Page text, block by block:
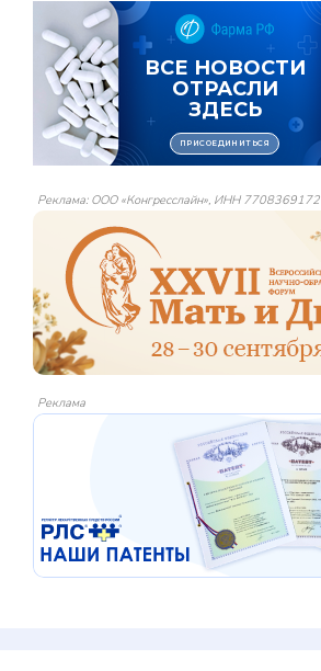
Реклама: ООО «Конгресслайн», ИНН 7708369172
Реклама